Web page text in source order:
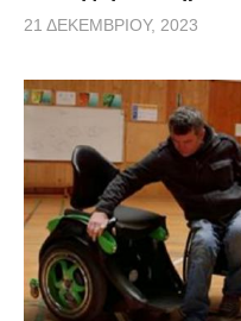
21 ΔΕΚΕΜΒΡΊΟΥ, 2023